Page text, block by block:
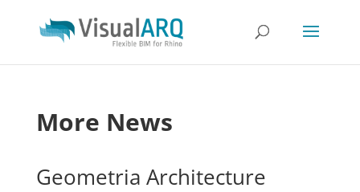
More News
Geometria Architecture